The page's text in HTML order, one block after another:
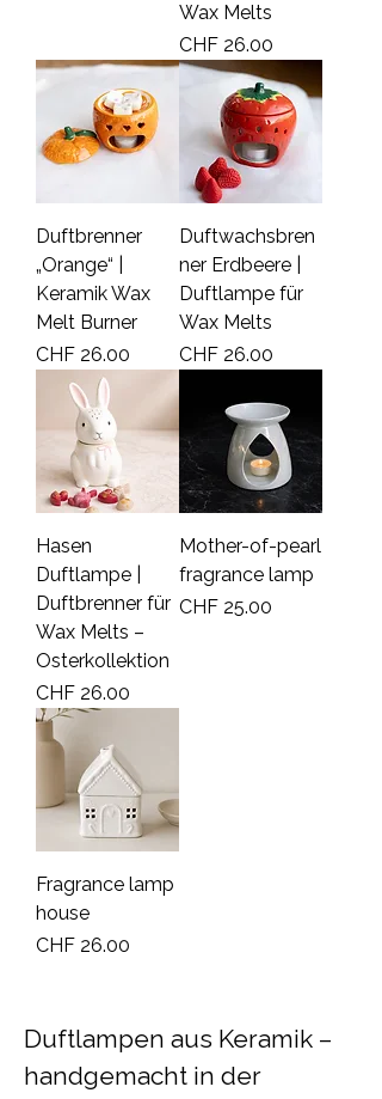
Wax Melts
Price
CHF 26.00
Duftbrenner
„Orange“ |
Keramik Wax
Melt Burner
Price
CHF 26.00
Duftwachsbren
ner Erdbeere |
Duftlampe für
Wax Melts
Price
CHF 26.00
Hasen
Duftlampe |
Duftbrenner für
Wax Melts –
Osterkollektion
Price
CHF 26.00
Mother-of-pearl
fragrance lamp
Price
CHF 25.00
Fragrance lamp
house
Price
CHF 26.00
Duftlampen aus Keramik –
handgemacht in der